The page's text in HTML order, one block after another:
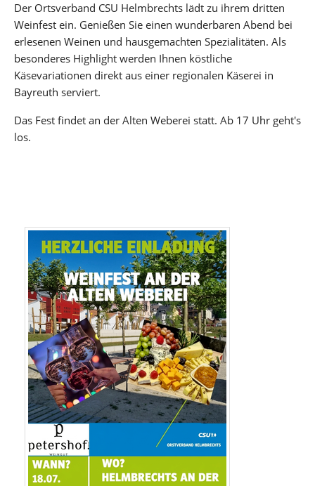
Der Ortsverband CSU Helmbrechts lädt zu ihrem dritten
Weinfest ein. Genießen Sie einen wunderbaren Abend bei
erlesenen Weinen und hausgemachten Spezialitäten. Als
besonderes Highlight werden Ihnen köstliche
Käsevariationen direkt aus einer regionalen Käserei in
Bayreuth serviert.
Das Fest findet an der Alten Weberei statt. Ab 17 Uhr geht's
los.